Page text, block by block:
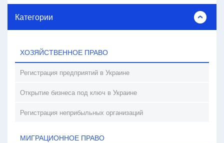
Категории
ХОЗЯЙСТВЕННОЕ ПРАВО
Регистрация предприятий в Украине
Открытие бизнеса под ключ в Украине
Регистрация неприбыльных организаций
МИГРАЦИОННОЕ ПРАВО